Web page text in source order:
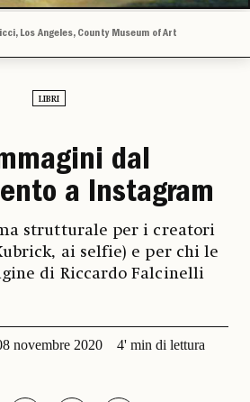
Los Angeles, County Museum of Art
LIBRI
dal
a Instagram
strutturale per i creatori
ai selfie) e per chi le
di Riccardo Falcinelli
novembre 2020 4' min di lettura